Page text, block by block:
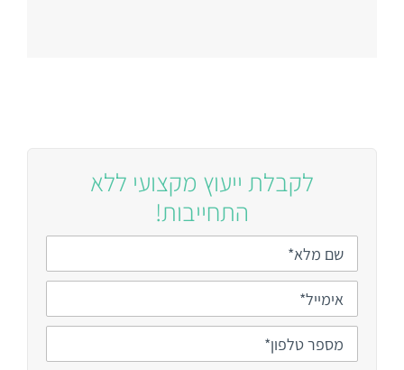
לקבלת ייעוץ מקצועי ללא
התחייבות!